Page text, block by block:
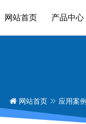
网站首页 产品中心
网站首页 应用案例